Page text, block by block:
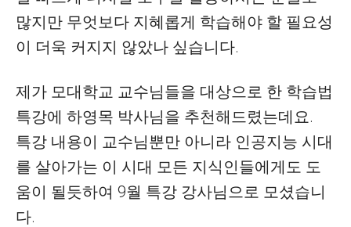
많지만 무엇보다 지혜롭게 학습해야 할 필요성
이 더욱 커지지 않았나 싶습니다.
제가 모대학교 교수님들을 대상으로 한 학습법
특강에 하영목 박사님을 추천해드렸는데요.
특강 내용이 교수님뿐만 아니라 인공지능 시대
를 살아가는 이 시대 모든 지식인들에게도 도
움이 될듯하여 9월 특강 강사님으로 모셨습니
다.